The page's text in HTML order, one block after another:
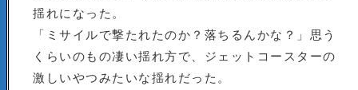
揺れになった。
「ミサイルで撃たれたのか？落ちるんかな？」思う
くらいのもの凄い揺れ方で、ジェットコースターの
激しいやつみたいな揺れだった。